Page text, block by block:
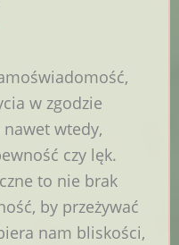
w zgodzie
wtedy,
czy lęk.
to nie brak
by przeżywać
nam bliskości,